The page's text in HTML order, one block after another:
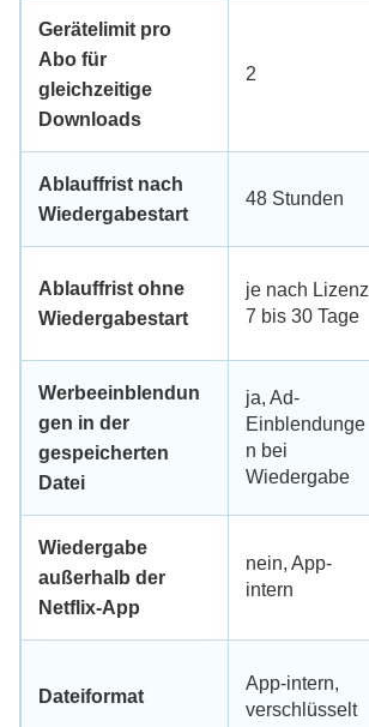
Gerätelimit pro
Abo für
gleichzeitige
Downloads
2
Ablauffrist nach
Wiedergabestart
48 Stunden
Ablauffrist ohne
Wiedergabestart
je nach Lizenz
7 bis 30 Tage
Werbeeinblendun
gen in der
gespeicherten
Datei
ja, Ad-
Einblendunge
n bei
Wiedergabe
Wiedergabe
außerhalb der
Netflix-App
nein, App-
intern
Dateiformat
App-intern,
verschlüsselt